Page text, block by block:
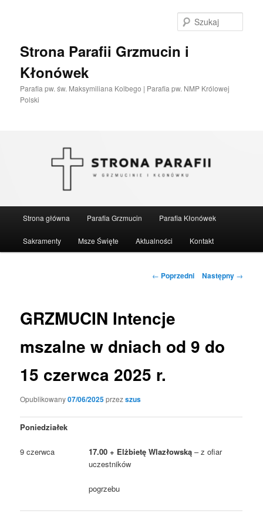
Strona Parafii Grzmucin i
Kłonówek
Parafia pw. św. Maksymiliana Kolbego | Parafia pw. NMP Królowej
Polski
Strona główna Parafia Grzmucin Parafia Kłonówek
Sakramenty Msze Święte Aktualności Kontakt
Nawigacja
← Poprzedni Następny →
GRZMUCIN Intencje
mszalne w dniach od 9 do
15 czerwca 2025 r.
Opublikowany07/06/2025przezszus
Poniedziałek
9 czerwca 17.00 + Elżbietę Wlazłowską– z ofiar
uczestników
pogrzebu